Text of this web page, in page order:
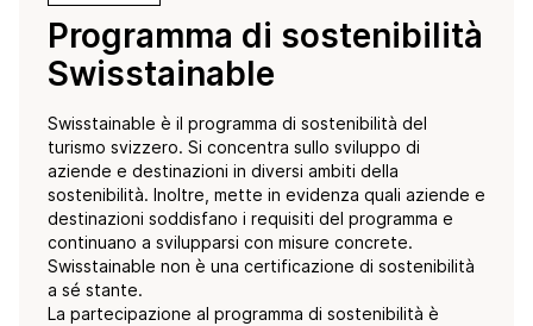
Programma di sostenibilità
Swisstainable
Swisstainable è il programma di sostenibilità del
turismo svizzero. Si concentra sullo sviluppo di
aziende e destinazioni in diversi ambiti della
sostenibilità. Inoltre, mette in evidenza quali aziende e
destinazioni soddisfano i requisiti del programma e
continuano a svilupparsi con misure concrete.
Swisstainable non è una certificazione di sostenibilità
a sé stante.
La partecipazione al programma di sostenibilità è